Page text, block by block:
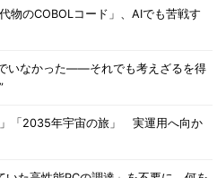
物のCOBOLコード」、AIでも苦戦す
いなかった――それでも考えざるを得
」「2035年宇宙の旅」 実運用へ向か